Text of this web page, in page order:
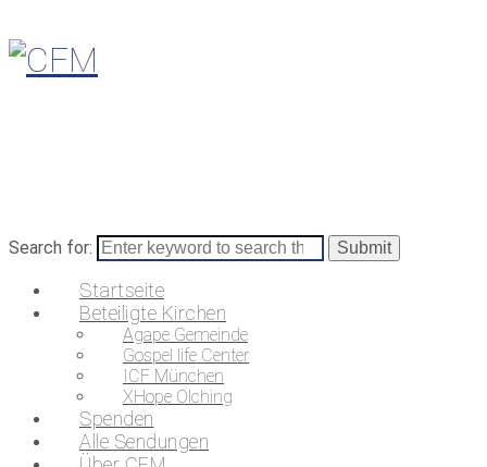
Search for:
Startseite
Beteiligte Kirchen
Agape Gemeinde
Gospel life Center
ICF München
XHope Olching
Spenden
Alle Sendungen